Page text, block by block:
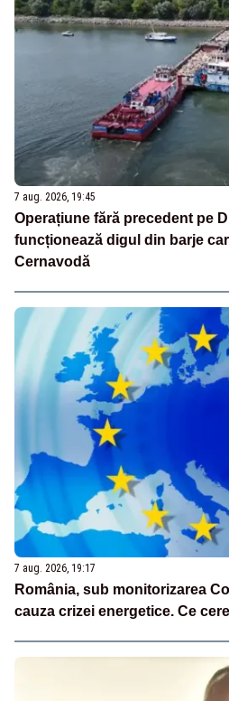
7 aug. 2026, 19:45
Operațiune fără precedent pe
funcționează digul din barje
Cernavodă
7 aug. 2026, 19:17
România, sub monitorizarea
cauza crizei energetice. Ce